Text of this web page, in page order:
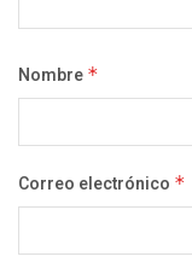
Nombre *
Correo electrónico *